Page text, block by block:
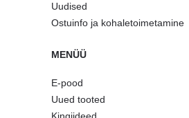
Uudised
Ostuinfo ja kohaletoimetamine
MENÜÜ
E-pood
Uued tooted